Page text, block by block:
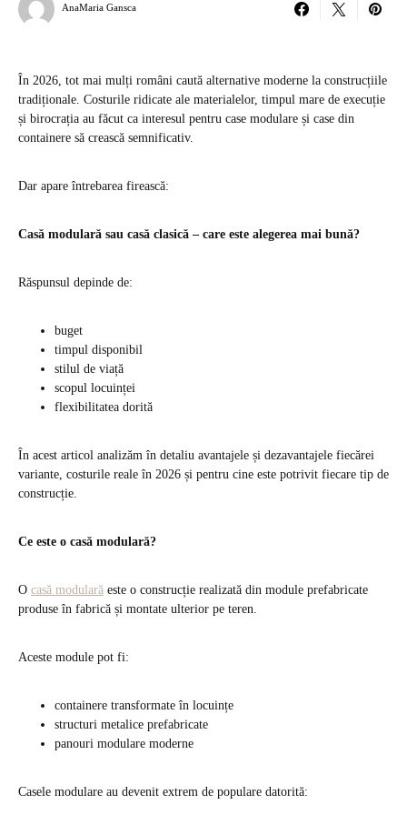
AnaMaria Gansca
În 2026, tot mai mulți români caută alternative moderne la construcțiile
tradiționale. Costurile ridicate ale materialelor, timpul mare de execuție
și birocrația au făcut ca interesul pentru case modulare și case din
containere să crească semnificativ.
Dar apare întrebarea firească:
Casă modulară sau casă clasică – care este alegerea mai bună?
Răspunsul depinde de:
buget
timpul disponibil
stilul de viață
scopul locuinței
flexibilitatea dorită
În acest articol analizăm în detaliu avantajele și dezavantajele fiecărei
variante, costurile reale în 2026 și pentru cine este potrivit fiecare tip de
construcție.
Ce este o casă modulară?
O casă modulară este o construcție realizată din module prefabricate
produse în fabrică și montate ulterior pe teren.
Aceste module pot fi:
containere transformate în locuințe
structuri metalice prefabricate
panouri modulare moderne
Casele modulare au devenit extrem de populare datorită: